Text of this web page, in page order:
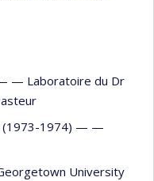
— — Laboratoire du Dr
(1973-1974) — —
University